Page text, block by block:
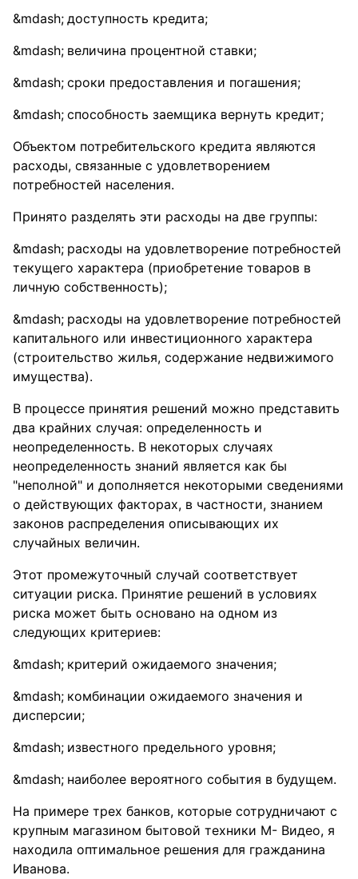
доступность кредита;
величина процентной ставки;
сроки предоставления и погашения;
способность заемщика вернуть кредит;
Объектом потребительского кредита являются
расходы, связанные с удовлетворением
потребностей населения.
Принято разделять эти расходы на две группы:
расходы на удовлетворение потребностей
текущего характера (приобретение товаров в
личную собственность);
расходы на удовлетворение потребностей
капитального или инвестиционного характера
(строительство жилья, содержание недвижимого
имущества).
В процессе принятия решений можно представить
два крайних случая: определенность и
неопределенность. В некоторых случаях
неопределенность знаний является как бы
"неполной" и дополняется некоторыми сведениями
о действующих факторах, в частности, знанием
законов распределения описывающих их
случайных величин.
Этот промежуточный случай соответствует
ситуации риска. Принятие решений в условиях
риска может быть основано на одном из
следующих критериев:
критерий ожидаемого значения;
комбинации ожидаемого значения и
дисперсии;
известного предельного уровня;
наиболее вероятного события в будущем.
На примере трех банков, которые сотрудничают с
крупным магазином бытовой техники М- Видео, я
находила оптимальное решения для гражданина
Иванова.